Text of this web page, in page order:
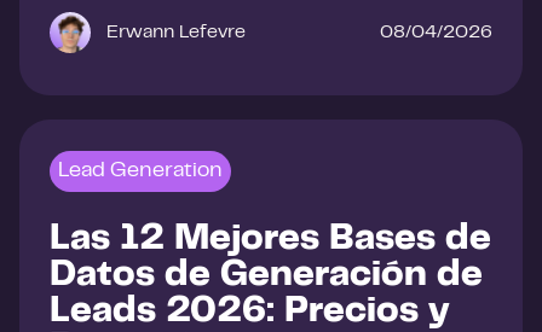
Erwann Lefevre 08/04/2026
Lead Generation
Las 12 Mejores Bases de
Datos de Generación de
Leads 2026: Precios y